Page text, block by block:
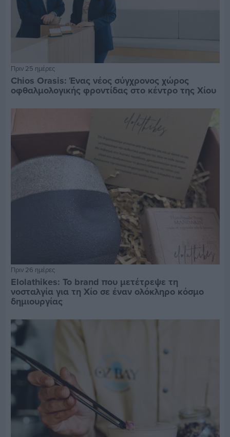
Πριν 25 ημέρες
Chios Orasis: Ένας νέος σύγχρονος χώρος
οφθαλμολογικής φροντίδας στο κέντρο της Χίου
Πριν 26 ημέρες
Elolathikes: Το brand που μετέτρεψε τη
νοσταλγία για τη Χίο σε έναν ολόκληρο κόσμο
δημιουργίας